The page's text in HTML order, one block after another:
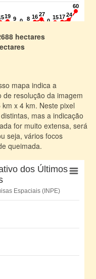
hectares
mapa indica a
resolução da imagem
x 4 km. Neste pixel
mas a indicação
for muito extensa, será
seja, vários focos
queimada.